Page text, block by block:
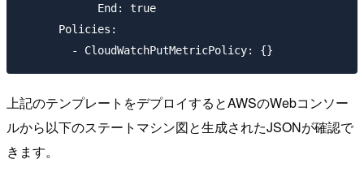
            End: true
      Policies:
上記のテンプレートをデプロイするとAWSのWebコンソー
ルから以下のステートマシン図と生成されたJSONが確認で
きます。